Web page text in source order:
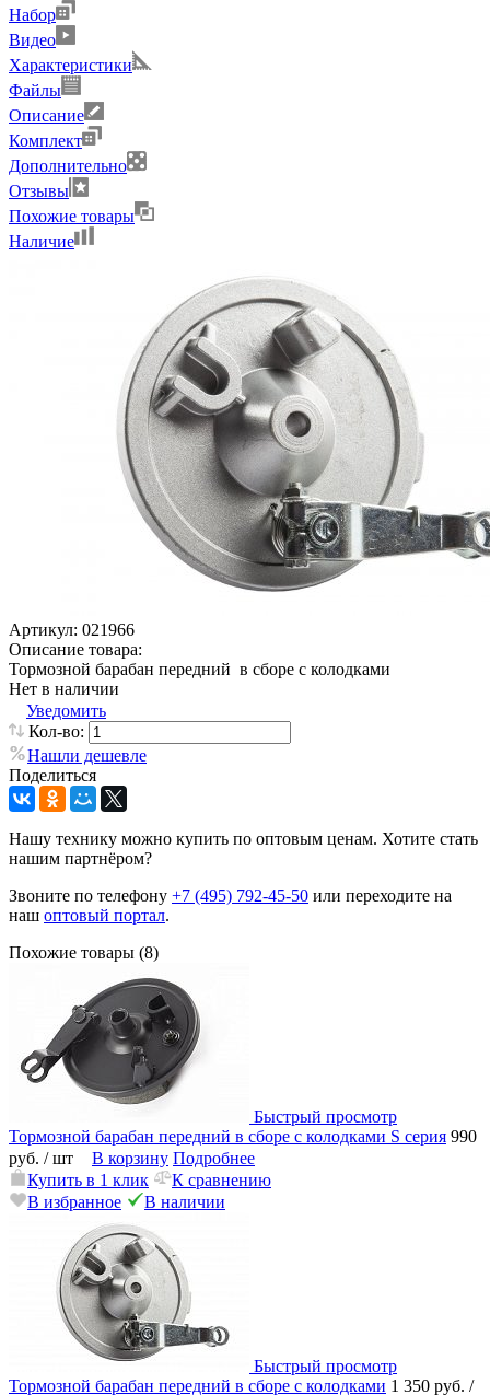
Набор
Видео
Характеристики
Файлы
Описание
Комплект
Дополнительно
Отзывы
Похожие товары
Наличие
Артикул: 021966
Описание товара:
Тормозной барабан передний в сборе с колодками
Нет в наличии
Уведомить
Кол-во:
Нашли дешевле
Поделиться
Нашу технику можно купить по оптовым ценам. Хотите стать
нашим партнёром?
Звоните по телефону +7 (495) 792-45-50 или переходите на
наш оптовый портал.
Похожие товары (8)
Быстрый просмотр
Тормозной барабан передний в сборе с колодками S серия 990
руб. / шт В корзину Подробнее
Купить в 1 клик
К сравнению
В избранное
В наличии
Быстрый просмотр
Тормозной барабан передний в сборе с колодками 1 350 руб. /